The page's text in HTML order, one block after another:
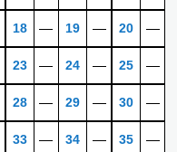
18 ―
23 ―
28 ―
33 ―
19 ―
24 ―
29 ―
34 ―
20 ―
25 ―
30 ―
35 ―